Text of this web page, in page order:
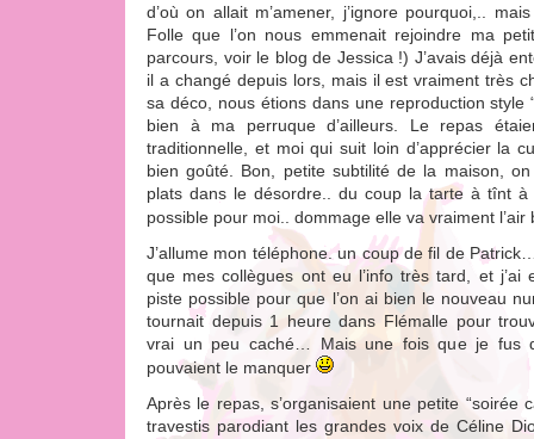
d’où on allait m’amener, j’ignore pourquoi,..
Folle que l’on nous emmenait rejoindre ma
parcours, voir le blog de Jessica !) J’avais déjà
il a changé depuis lors, mais il est vraiment très
sa déco, nous étions dans une reproduction style
bien à ma perruque d’ailleurs. Le repas
traditionnelle, et moi qui suit loin d’apprécier la
bien goûté. Bon, petite subtilité de la maison,
plats dans le désordre.. du coup la tarte à tînt à
possible pour moi.. dommage elle va vraiment
J’allume mon téléphone. un coup de fil de
que mes collègues ont eu l’info très tard, et j’ai
piste possible pour que l’on ai bien le nouveau
tournait depuis 1 heure dans Flémalle pour
vrai un peu caché… Mais une fois que je fus
pouvaient le manquer
Après le repas, s’organisaient une petite “soirée
travestis parodiant les grandes voix de Céline